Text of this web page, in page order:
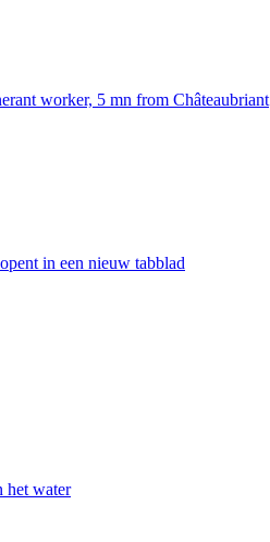
worker, 5 mn from Châteaubriant
in een nieuw tabblad
het water